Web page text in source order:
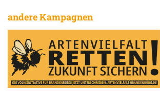
andere Kampagnen